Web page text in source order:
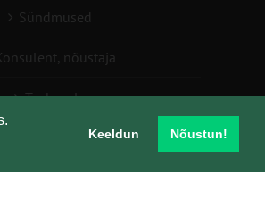
Keeldun Nõustun!
Sündmused
nõustaja
Teabesalv
Liitu uudiskirjaga